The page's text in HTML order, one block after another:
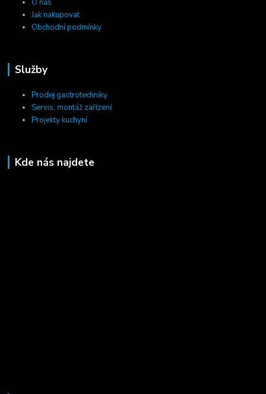
O nás
Jak nakupovat
Obchodní podmínky
Služby
Prodej gastrotechniky
Servis, montáž zařízení
Projekty kuchyní
Kde nás najdete